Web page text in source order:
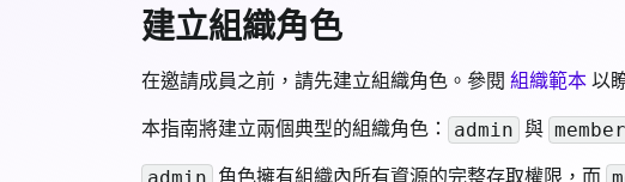
建立組織角色
在邀請成員之前，請先建立組織角色。參閱 組織範本以
本指南將建立兩個典型的組織角色：
admin 與 member
admin 角色擁有組織內所有資源的完整存取權限，而